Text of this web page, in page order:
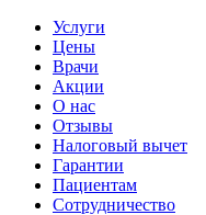
Услуги
Цены
Врачи
Акции
О нас
Отзывы
Налоговый вычет
Гарантии
Пациентам
Сотрудничество